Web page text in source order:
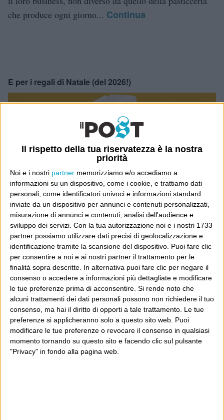
Il rispetto della tua riservatezza è la nostra
priorità
Noi e i nostri partner memorizziamo e/o accediamo a
informazioni su un dispositivo, come i cookie, e trattiamo dati
personali, come identificatori univoci e informazioni standard
inviate da un dispositivo per annunci e contenuti personalizzati,
misurazione di annunci e contenuti, analisi dell'audience e
sviluppo dei servizi. Con la tua autorizzazione noi e i nostri 1733
partner possiamo utilizzare dati precisi di geolocalizzazione e
identificazione tramite la scansione del dispositivo. Puoi fare clic
per consentire a noi e ai nostri partner il trattamento per le
finalità sopra descritte. In alternativa puoi fare clic per negare il
consenso o accedere a informazioni più dettagliate e modificare
le tue preferenze prima di acconsentire. Si rende noto che
alcuni trattamenti dei dati personali possono non richiedere il tuo
consenso, ma hai il diritto di opporti a tale trattamento. Le tue
preferenze si applicheranno solo a questo sito web. Puoi
modificare le tue preferenze o revocare il consenso in qualsiasi
momento tornando su questo sito e facendo clic sul pulsante
"Privacy" in fondo alla pagina web.
che produce ogni giorno... Continua
E per i regali di Natale (del 2026!)